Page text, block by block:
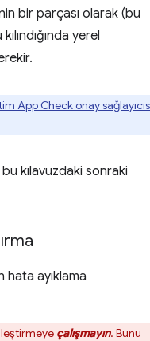
bir parçası olarak (bu
yerel
App Check onay
kılavuzdaki sonraki
hata ayıklama
çalışmayın. Bunu